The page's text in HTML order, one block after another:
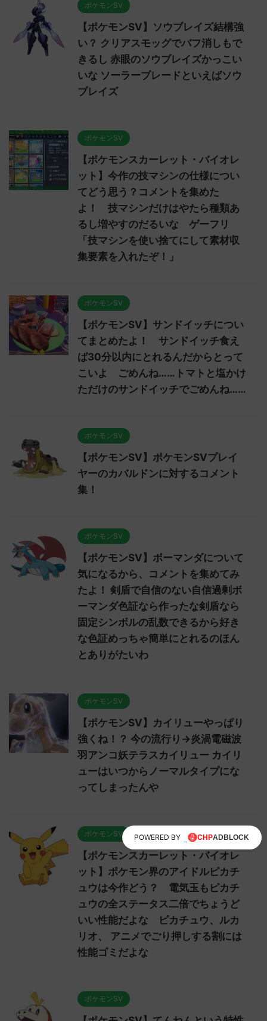
ポケモンSV
【ポケモンSV】ソウブレイズ結構強
い？ クリアスモッグでバフ消しもで
きるし 赤眼のソウブレイズかっこい
いな ソーラーブレードといえばソウ
ブレイズ
ポケモンSV
【ポケモンスカーレット・バイオレ
ット】今作の技マシンの仕様につい
てどう思う？コメントを集めた
よ！ 技マシンだけはやたら種類あ
るし増やすのだるいな ゲーフリ
「技マシンを使い捨てにして素材収
集要素を入れたぞ！」
ポケモンSV
【ポケモンSV】サンドイッチについ
てまとめたよ！ サンドイッチ食え
ば30分以内にとれるんだからとって
こいよ ごめんね……トマトと塩かけ
ただけのサンドイッチでごめんね……
ポケモンSV
【ポケモンSV】ポケモンSVプレイ
ヤーのカバルドンに対するコメント
集！
ポケモンSV
【ポケモンSV】ボーマンダについて
気になるから、コメントを集めてみ
たよ！ 剣盾で自信のない自信過剰ボ
ーマンダ色証なら作ったな剣盾なら
固定シンボルの乱数できるから好き
な色証めっちゃ簡単にとれるのほん
とありがたいわ
ポケモンSV
【ポケモンSV】カイリューやっぱり
強くね！？ 今の流行り→炎渦電磁波
羽アンコ妖テラスカイリュー カイリ
ューはいつからノーマルタイプにな
ってしまったんや
ポケモンSV
【ポケモンスカーレット・バイオレ
ット】ポケモン界のアイドルピカチ
ュウは今作どう？ 電気玉もピカチ
ュウの全ステータス二倍でちょうど
いい性能だよな ピカチュウ、ルカ
リオ、 アニメでごり押しする割には
性能ゴミだよな
ポケモンSV
POWERED BY